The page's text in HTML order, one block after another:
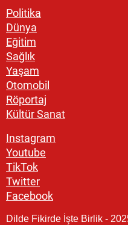
Politika
Dünya
Eğitim
Sağlık
Yaşam
Otomobil
Röportaj
Kültür Sanat
Instagram
Youtube
TikTok
Twitter
Facebook
Dilde Fikirde İşte Birlik -